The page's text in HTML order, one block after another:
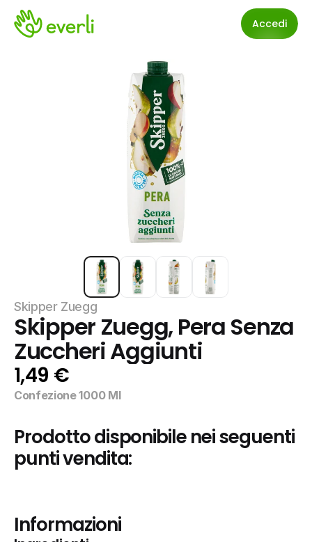
Accedi
Skipper Zuegg
Skipper Zuegg, Pera Senza
Zuccheri Aggiunti
1,49 €
Confezione 1000 Ml
Prodotto disponibile nei seguenti
punti vendita:
Informazioni